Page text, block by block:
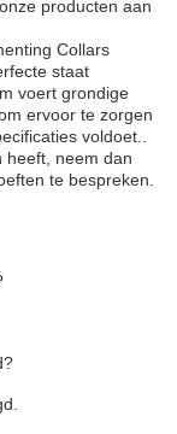
producten aan
Collars
staat
voert grondige
ervoor te zorgen
voldoet..
heeft, neem dan
te bespreken.